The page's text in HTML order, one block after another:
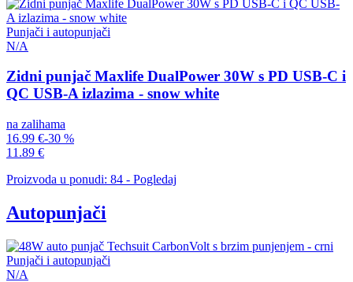
Punjači i autopunjači
N/A
Zidni punjač Maxlife DualPower 30W s PD USB-C i
QC USB-A izlazima - snow white
na zalihama
16.99 €-30 %
11.89 €
Proizvoda u ponudi: 84 - Pogledaj
Autopunjači
Punjači i autopunjači
N/A